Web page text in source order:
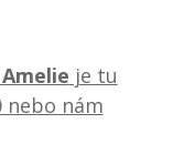
je tu
nebo nám